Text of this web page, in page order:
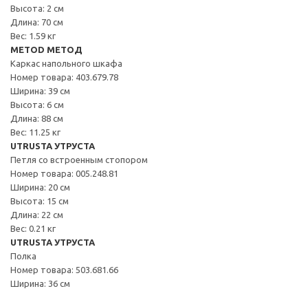
Высота: 2 см
Длина: 70 см
Вес: 1.59 кг
METOD МЕТОД
Каркас напольного шкафа
Номер товара: 403.679.78
Ширина: 39 см
Высота: 6 см
Длина: 88 см
Вес: 11.25 кг
UTRUSTA УТРУСТА
Петля со встроенным стопором
Номер товара: 005.248.81
Ширина: 20 см
Высота: 15 см
Длина: 22 см
Вес: 0.21 кг
UTRUSTA УТРУСТА
Полка
Номер товара: 503.681.66
Ширина: 36 см